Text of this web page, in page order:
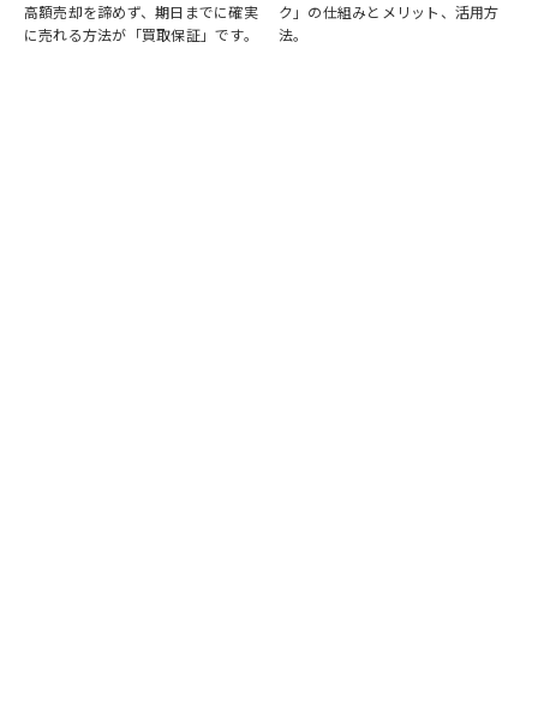
高額売却を諦めず、期日までに確実
に売れる方法が「買取保証」です。
ク」の仕組みとメリット、活用方
法。